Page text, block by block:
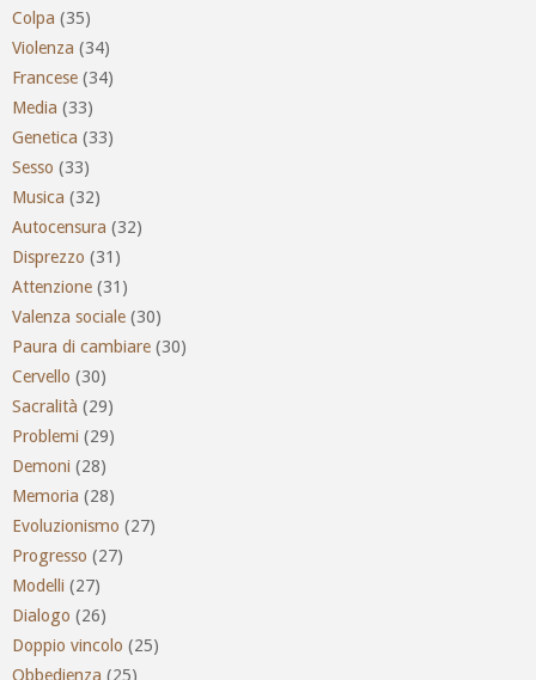
Colpa (35)
Violenza (34)
Francese (34)
Media (33)
Genetica (33)
Sesso (33)
Musica (32)
Autocensura (32)
Disprezzo (31)
Attenzione (31)
Valenza sociale (30)
Paura di cambiare (30)
Cervello (30)
Sacralità (29)
Problemi (29)
Demoni (28)
Memoria (28)
Evoluzionismo (27)
Progresso (27)
Modelli (27)
Dialogo (26)
Doppio vincolo (25)
Obbedienza (25)